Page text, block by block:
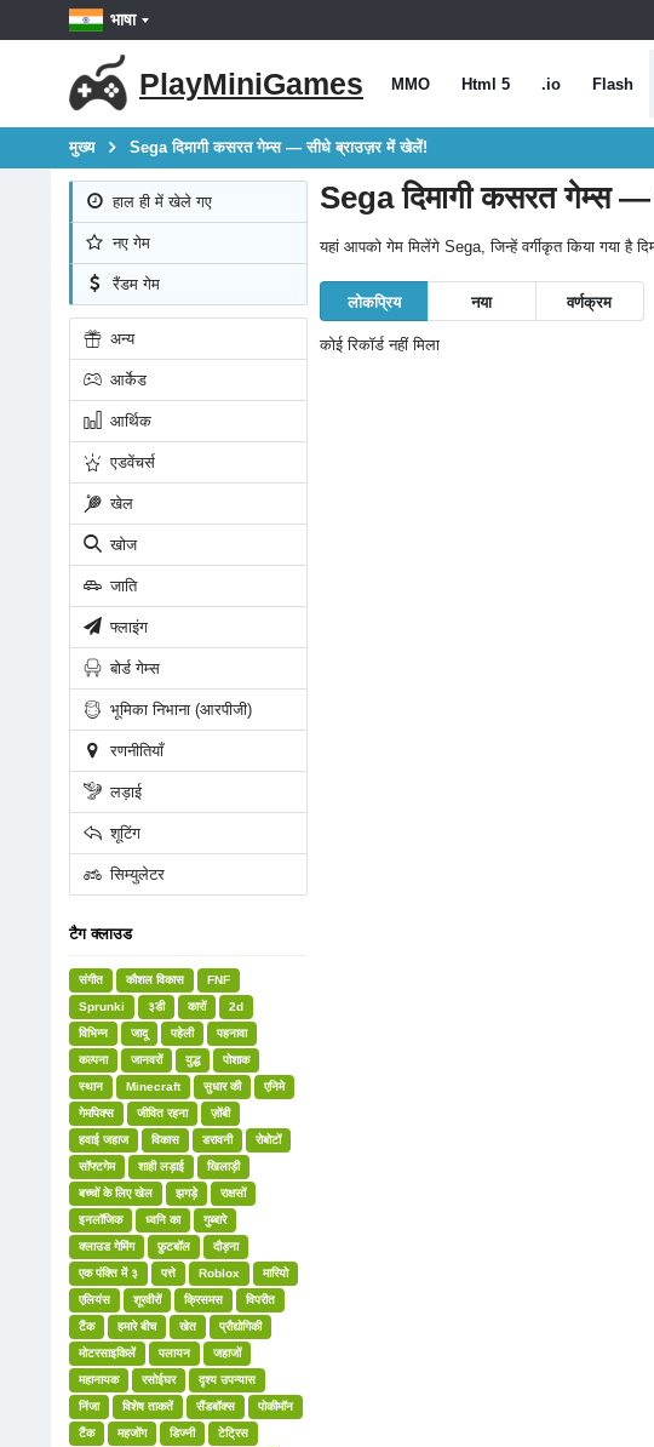
भाषा
PlayMiniGames MMO Html 5 .io Flash
मुख्य Sega दिमागी कसरत गेम्स — सीधे ब्राउज़र में खेलें!
हाल ही में खेले गए
नए गेम
रैंडम गेम
अन्य
आर्केड
आर्थिक
एडवेंचर्स
खेल
खोज
जाति
फ्लाइंग
बोर्ड गेम्स
भूमिका निभाना (आरपीजी)
रणनीतियाँ
लड़ाई
शूटिंग
सिम्युलेटर
टैग क्लाउड
संगीत कौशल विकास
FNF
Sprunki
३डी कारों
2d
विभिन्न
जादू पहेली
पहनावा
कल्पना
जानवरों युद्ध
पोशाक
स्थान
Minecraft सुधार की
एनिमे
गेमपिक्स
जीवित रहना
ज़ोंबी
हवाई जहाज
विकास डरावनी
रोबोटों
सॉफ्टगेम
शाही लड़ाई
खिलाड़ी
बच्चों के लिए खेल
झगड़े
राक्षसों
इनलॉजिक
ध्वनि का
गुब्बारे
क्लाउड गेमिंग
फ़ुटबॉल
दौड़ना
एक पंक्ति में ३
पत्ते Roblox
मारियो
एलियंस
शूरवीरों क्रिसमस
विपरीत
टैंक
हमारे बीच खेत
प्रौद्योगिकी
मोटरसाइकिलें
पलायन
जहाजों
महानायक
रसोईघर
दृश्य उपन्यास
निंजा
विशेष ताकतें सैंडबॉक्स
पोकीमॉन
टैंक
महजोंग डिज्नी
टेट्रिस
Sega दिमागी कसरत गेम्स
यहां आपको गेम मिलेंगे Sega, जिन्हें वर्गीकृत किया
लोकप्रिय नया वर्णक्रम
कोई रिकॉर्ड नहीं मिला